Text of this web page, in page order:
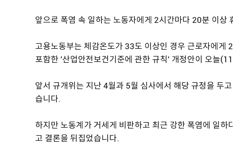
앞으로 폭염 속 일하는 노동자에게 2시간마다 20분 이상
고용노동부는 체감온도가 33도 이상인 경우 근로자에게
포함한 '산업안전보건기준에 관한 규칙' 개정안이 오늘
앞서 규개위는 지난 4월과 5월 심사에서 해당 규정을 두
습니다.
하지만 노동계가 거세게 비판하고 최근 강한 폭염에 일
고 결론을 뒤집었습니다.